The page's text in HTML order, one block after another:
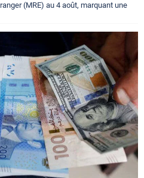
(MRE) au 4 août, marquant une